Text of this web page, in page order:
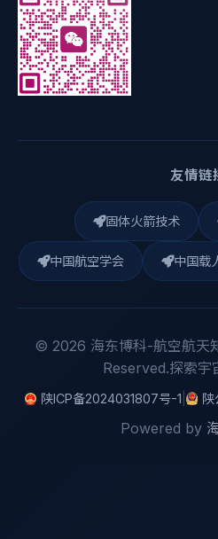
友情链
固体火箭技术
中国航空学会 中国载
© 2026 海东博科-航空航天
Reserved.探索宇
陕ICP备2024031807号-1 陕
Powered by